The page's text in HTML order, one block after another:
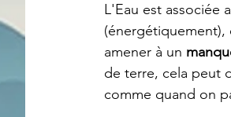
L'Eau est associée
amener à un
de terre, cela peut
comme quand on